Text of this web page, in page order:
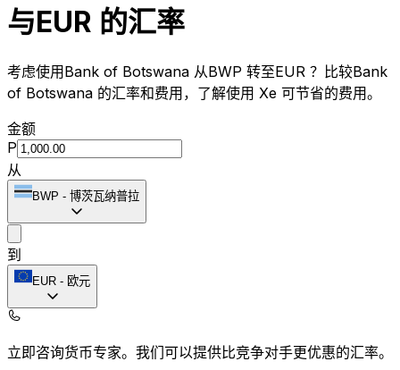
与EUR 的汇率
考虑使用Bank of Botswana 从BWP 转至EUR ？比较Bank
of Botswana 的汇率和费用，了解使用 Xe 可节省的费用。
金额
P
从
BWP - 博茨瓦纳普拉
到
EUR - 欧元
立即咨询货币专家。 我们可以提供比竞争对手更优惠的汇率。